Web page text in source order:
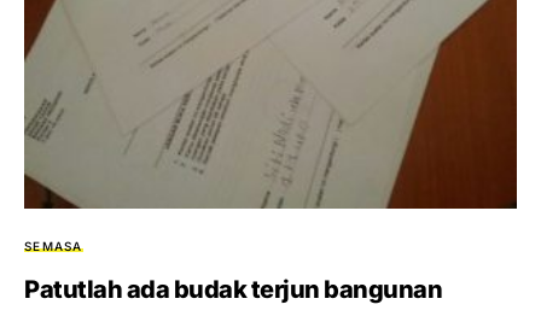
SEMASA
Patutlah ada budak terjun bangunan